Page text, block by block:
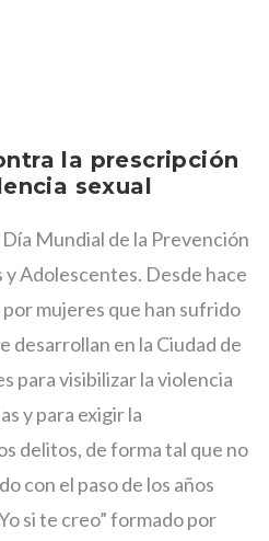
la prescripción
sexual
Mundial de la Prevención
y Adolescentes. Desde hace
mujeres que han sufrido
desarrollan en la Ciudad de
para visibilizar la violencia
y para exigir la
delitos, de forma tal que no
con el paso de los años
si te creo” formado por